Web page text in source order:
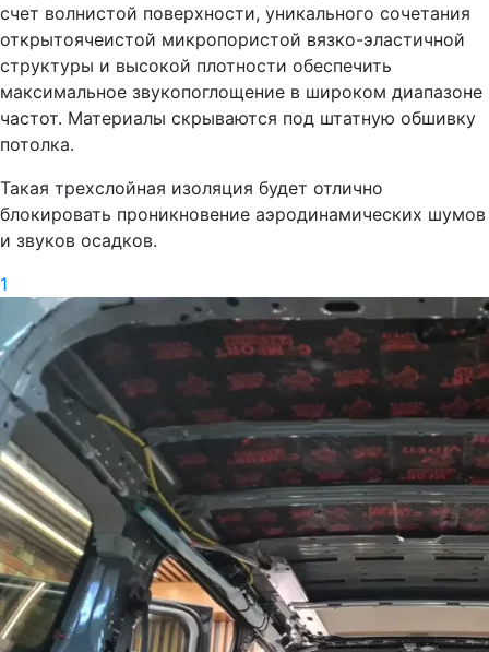
счет волнистой поверхности, уникального сочетания
открытоячеистой микропористой вязко-эластичной
структуры и высокой плотности обеспечить
максимальное звукопоглощение в широком диапазоне
частот. Материалы скрываются под штатную обшивку
потолка.
Такая трехслойная изоляция будет отлично
блокировать проникновение аэродинамических шумов
и звуков осадков.
1